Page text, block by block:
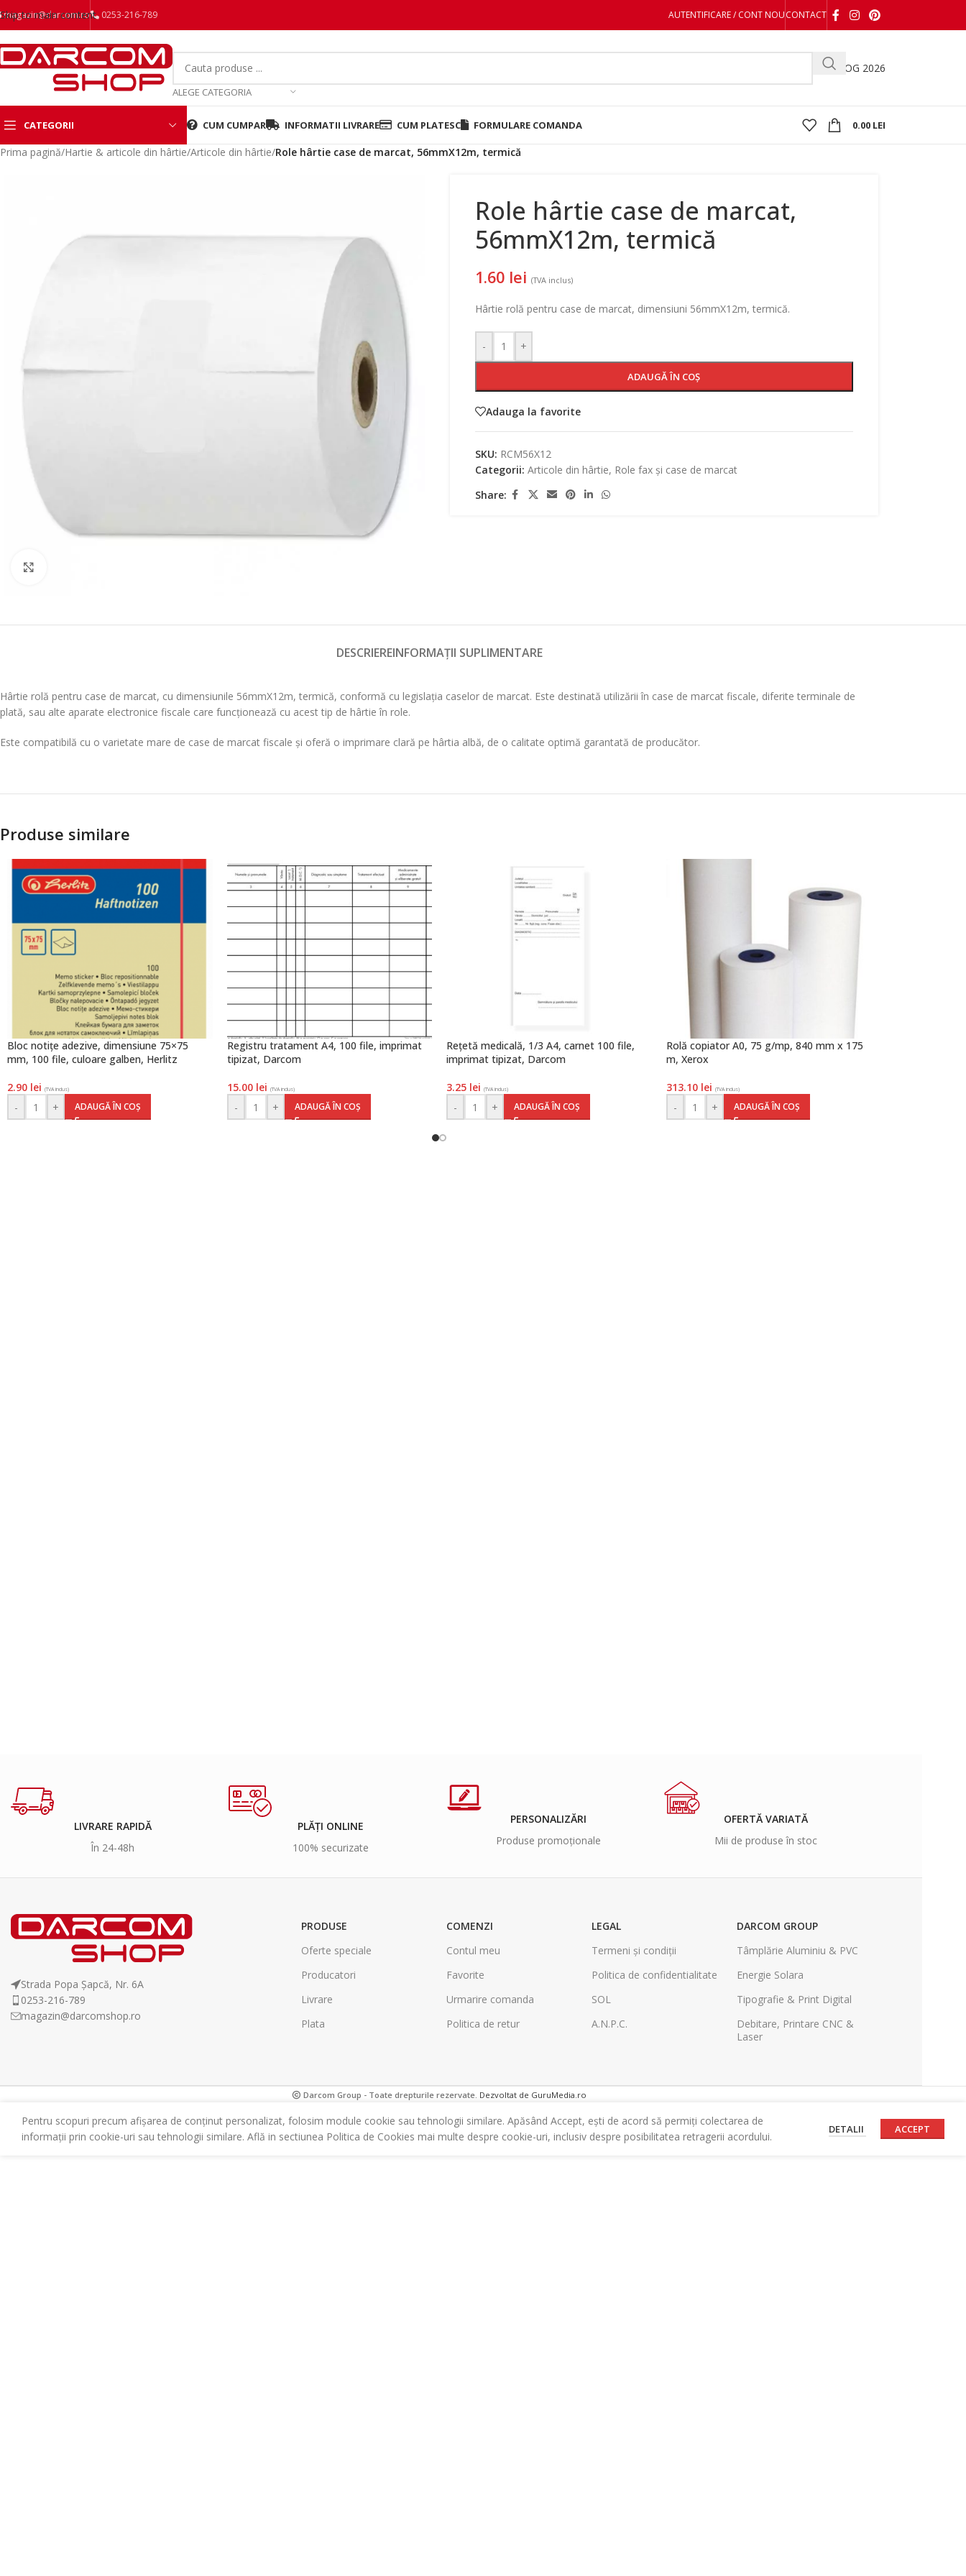
Skip to main content
magazin@darcom.ro 0253-216-789 AUTENTIFICARE / CONT NOUCONTACT
ALEGE CATEGORIA
CATALOG 2026
CATEGORII CUM CUMPAR INFORMATII LIVRARE CUM PLATESC FORMULARE COMANDA 0.00 LEI
Prima pagină/Hartie & articole din hârtie/Articole din hârtie/Role hârtie case de marcat, 56mmX12m, termică
Role hârtie case de marcat,
56mmX12m, termică
1.60 lei (TVA inclus)
Hârtie rolă pentru case de marcat, dimensiuni 56mmX12m, termică.
- +
ADAUGĂ ÎN COȘ
Adauga la favorite
SKU: RCM56X12
Categorii: Articole din hârtie, Role fax și case de marcat
Share:
DESCRIEREINFORMAȚII SUPLIMENTARE
Hârtie rolă pentru case de marcat, cu dimensiunile 56mmX12m, termică, conformă cu legislația caselor de marcat. Este destinată utilizării în case de marcat fiscale, diferite terminale de
plată, sau alte aparate electronice fiscale care funcționează cu acest tip de hârtie în role.
Este compatibilă cu o varietate mare de case de marcat fiscale și oferă o imprimare clară pe hârtia albă, de o calitate optimă garantată de producător.
Produse similare
Bloc notițe adezive, dimensiune 75×75
mm, 100 file, culoare galben, Herlitz
2.90 lei (TVA inclus)
- + ADAUGĂ ÎN COȘ
Registru tratament A4, 100 file, imprimat
tipizat, Darcom
15.00 lei (TVA inclus)
- + ADAUGĂ ÎN COȘ
Rețetă medicală, 1/3 A4, carnet 100 file,
imprimat tipizat, Darcom
3.25 lei (TVA inclus)
- + ADAUGĂ ÎN COȘ
Rolă copiator A0, 75 g/mp, 840 mm x 175
m, Xerox
313.10 lei (TVA inclus)
- + ADAUGĂ ÎN COȘ
LIVRARE RAPIDĂ
În 24-48h
PLĂȚI ONLINE
100% securizate
PERSONALIZĂRI
Produse promoționale
OFERTĂ VARIATĂ
Mii de produse în stoc
Strada Popa Șapcă, Nr. 6A
0253-216-789
magazin@darcomshop.ro
PRODUSE
Oferte speciale
Producatori
Livrare
Plata
COMENZI
Contul meu
Favorite
Urmarire comanda
Politica de retur
LEGAL
Termeni și condiții
Politica de confidentialitate
SOL
A.N.P.C.
DARCOM GROUP
Tâmplărie Aluminiu & PVC
Energie Solara
Tipografie & Print Digital
Debitare, Printare CNC &
Laser
Darcom Group - Toate drepturile rezervate. Dezvoltat de GuruMedia.ro
Pentru scopuri precum afișarea de conținut personalizat, folosim module cookie sau tehnologii similare. Apăsând Accept, ești de acord să permiți colectarea de
informații prin cookie-uri sau tehnologii similare. Află in sectiunea Politica de Cookies mai multe despre cookie-uri, inclusiv despre posibilitatea retragerii acordului.
DETALII ACCEPT